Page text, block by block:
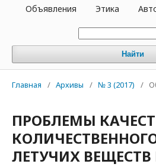
Объявления Этика
Найти
Главная / Архивы / № 3 (2017) /
ПРОБЛЕМЫ
ЛЕТУЧИХ ВЕЩЕСТВ